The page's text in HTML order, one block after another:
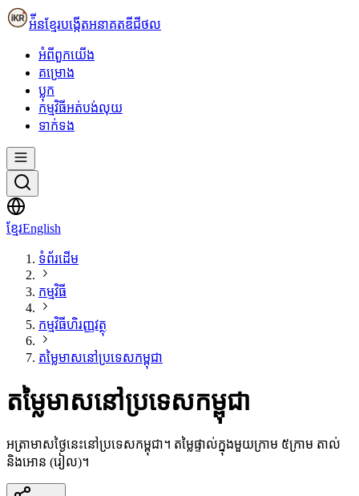
អ៉ីនខ្មែរបង្កើតអនាគតឌីជីថល
អំពី​ពួក​យើង
គម្រោង
ប្លុក
កម្មវិធីអត់បង់លុយ
ទាក់ទង
ខ្មែរEnglish
ទំព័រដើម
កម្មវិធី
កម្មវិធីហិរញ្ញវត្ថុ
តម្លៃមាសនៅប្រទេសកម្ពុជា
តម្លៃមាសនៅប្រទេសកម្ពុជា
អត្រាមាសថ្ងៃនេះនៅប្រទេសកម្ពុជា។ តម្លៃផ្ទាល់ក្នុងមួយក្រាម ៥ក្រាម តាល់
និងអោន (រៀល)។